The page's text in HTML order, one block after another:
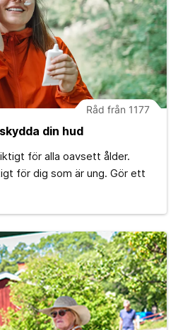
Råd från 1177
din hud
för alla oavsett ålder.
för dig som är ung. Gör ett